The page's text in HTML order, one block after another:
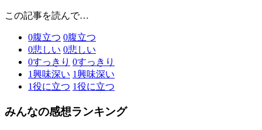
この記事を読んで…
0腹立つ 0腹立つ
0悲しい 0悲しい
0すっきり 0すっきり
1興味深い 1興味深い
1役に立つ 1役に立つ
みんなの感想ランキング